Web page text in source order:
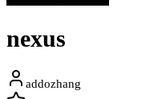
nexus
addozhang